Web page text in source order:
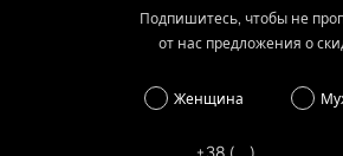
Подпишитесь, чтобы не
от нас предложения о
Женщина